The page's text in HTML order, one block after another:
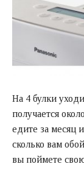
На 4 булки
получается
едите за месяц
сколько вам
вы поймете